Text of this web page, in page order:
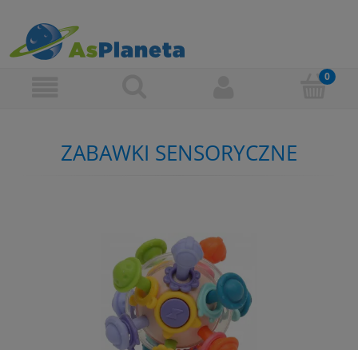
ZABAWKI SENSORYCZNE